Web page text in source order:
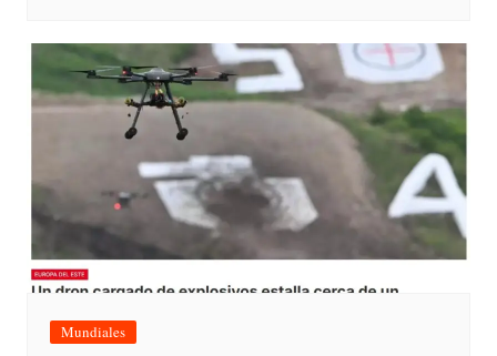
Mundiales